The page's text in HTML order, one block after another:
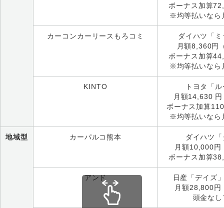
ボーナス加算
※均等払いなら
カーコンカーリースもろコミ
ダイハツ「
月額8,360円
ボーナス加算
※均等払いなら
KINTO
トヨタ「
月額14,630
ボーナス加算
※均等払いなら
地域型 カーパルコ熊本
ダイハツ
月額10,000円
ボーナス加算
アンド
日産「デイズ
月額28,800円
頭金な